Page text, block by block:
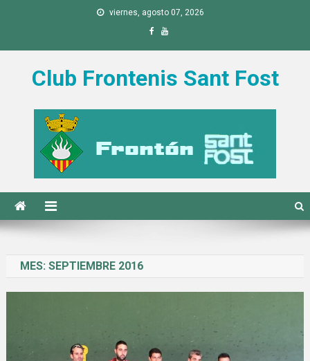
viernes, agosto 07, 2026
Club Frontenis Sant Fost
MES: SEPTIEMBRE 2016